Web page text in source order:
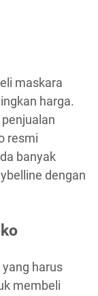
maskara
harga.
resmi
banyak
dengan
harus
membeli